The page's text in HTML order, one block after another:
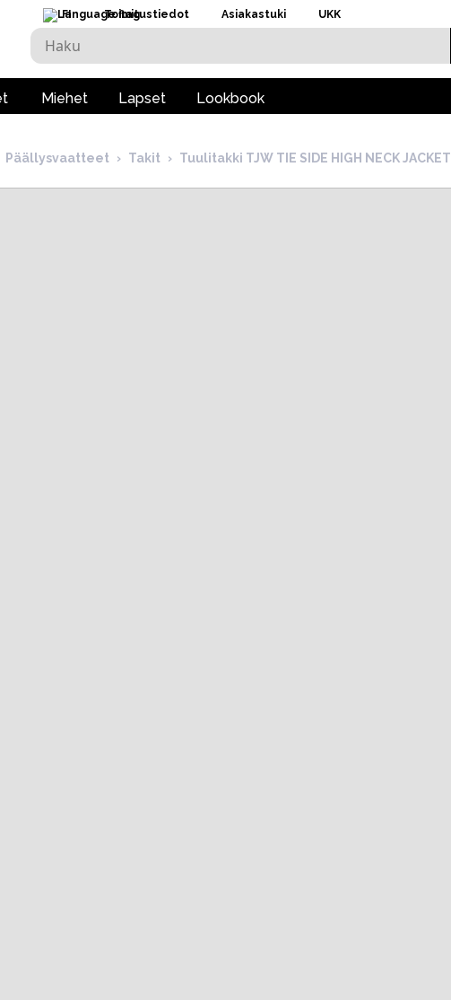
FI Toimitustiedot Asiakastuki UKK
Miehet Lapset Lookbook
Päällysvaatteet › Takit › Tuulitakki TJW TIE SIDE HIGH NECK JACKET